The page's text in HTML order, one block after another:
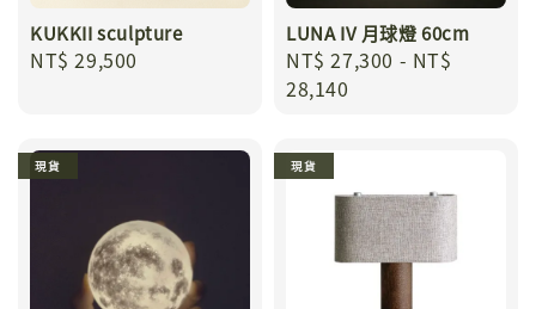
KUKKII sculpture
Regular
NT$ 29,500
LUNA IV 月球燈 60cm
Regular
price
NT$ 27,300 - NT$
28,140
現貨 現貨